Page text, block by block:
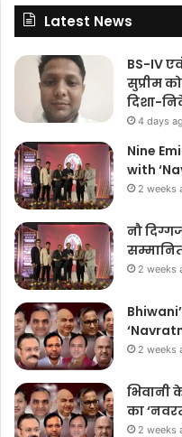
Latest News
BS-IV
सुप्रीम
दिशा-
4 days
Nine
with
2 weeks
नौ
2 weeks
2 weeks
भिवानी
का
2 weeks